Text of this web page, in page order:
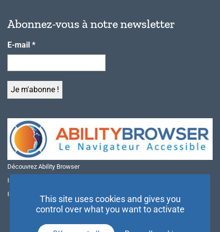
Abonnez-vous à notre newsletter
E-mail *
Découvrez Ability Browser
Installer Ability Browser sur Windows
Installer Ability Browser sur Mac
This site uses cookies and gives you
control over what you want to activate